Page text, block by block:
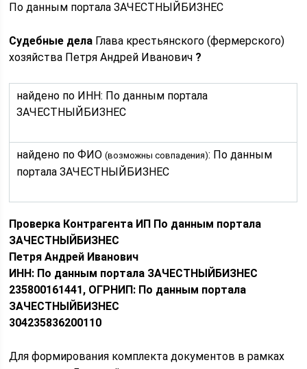
По данным портала ЗАЧЕСТНЫЙБИЗНЕС
Судебные дела Глава крестьянского (фермерского)
хозяйства Петря Андрей Иванович ?
найдено по ИНН: По данным портала
ЗАЧЕСТНЫЙБИЗНЕС
найдено по ФИО(возможны совпадения): По данным
портала ЗАЧЕСТНЫЙБИЗНЕС
Проверка Контрагента ИП По данным портала
ЗАЧЕСТНЫЙБИЗНЕС
Петря Андрей Иванович
ИНН: По данным портала ЗАЧЕСТНЫЙБИЗНЕС
235800161441, ОГРНИП: По данным портала
ЗАЧЕСТНЫЙБИЗНЕС
304235836200110
Для формирования комплекта документов в рамках